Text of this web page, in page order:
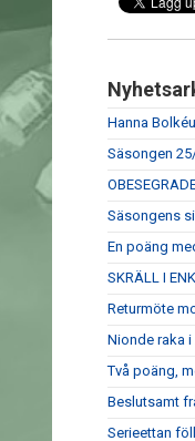
Hanna
Säsongen
Säsongens
En poäng
SKRÄLL I
Returmöte
Nionde raka
Två poäng,
Beslutsamt
Serieettan